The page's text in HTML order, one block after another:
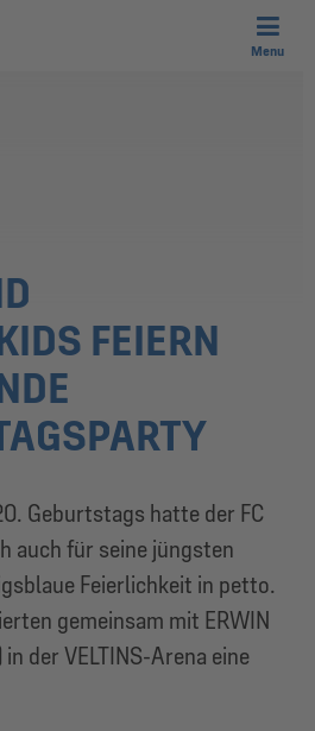
Menu
FEIERN
Geburtstags hatte der FC
auch für seine jüngsten
Feierlichkeit in petto.
gemeinsam mit ERWIN
der VELTINS-Arena eine